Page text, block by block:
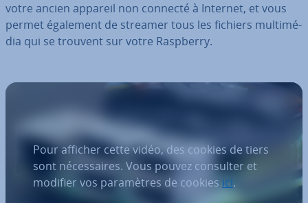
votre ancien appareil non connecté à Internet, et vous
permet également de streamer tous les fichiers mul­ti­mé­
dia qui se trouvent sur votre Raspberry.
Pour afficher cette vidéo, des cookies de tiers
sont nécessaires. Vous pouvez consulter et
modifier vos paramètres de cookiesici.